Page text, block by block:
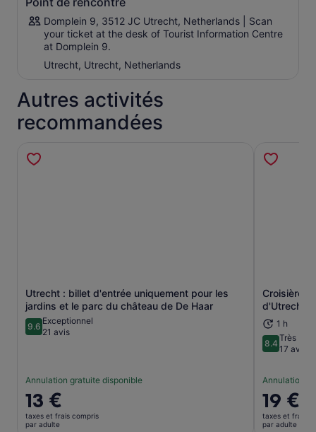
Domplein 9, 3512 JC Utrecht, Netherlands | Scan
your ticket at the desk of Tourist Information Centre
at Domplein 9.
Utrecht, Utrecht, Netherlands
Autres activités
recommandées
Utrecht : billet d'entrée uniquement pour les
jardins et le parc du château de De Haar
9.69.6 sur 10
Exceptionnel
21 avis
Annulation gratuite disponible
Le
prix
est
13 €
taxes et frais compris
par adulte
S’ouvre dans un nouvel onglet.
Croisière
d'Utrecht
1 h
8.48.4 sur 10
Très bien
17 avis
Annulation
Le
prix
est
19 €
taxes et frais
par adulte